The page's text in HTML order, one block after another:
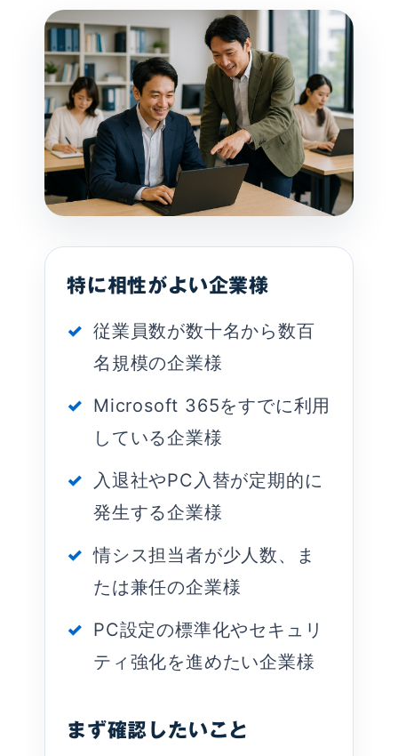
特に相性がよい企業様
従業員数が数十名から数百
名規模の企業様
Microsoft 365をすでに利用
している企業様
入退社やPC入替が定期的に
発生する企業様
情シス担当者が少人数、ま
たは兼任の企業様
PC設定の標準化やセキュリ
ティ強化を進めたい企業様
まず確認したいこと